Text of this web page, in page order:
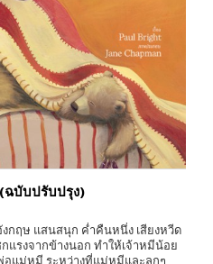
บับปรับปรุง)
กฤษ แสนสนุก ค่ำคืนหนึ่ง เสียงหวีด
รงจากข้างนอก ทำให้เจ้าหมีน้อย